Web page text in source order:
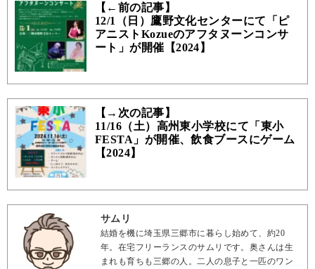
【←前の記事】
12/1（日）鷹野文化センターにて「ピ
アニストKozueのアフタヌーンコンサ
ート」が開催【2024】
【→次の記事】
11/16（土）高州東小学校にて「東小
FESTA」が開催、飲食ブースにゲーム
【2024】
サムリ
結婚を機に埼玉県三郷市に暮らし始めて、約20
年。在宅フリーランスのサムリです。奥さんは生
まれも育ちも三郷の人。二人の息子と一匹のワン